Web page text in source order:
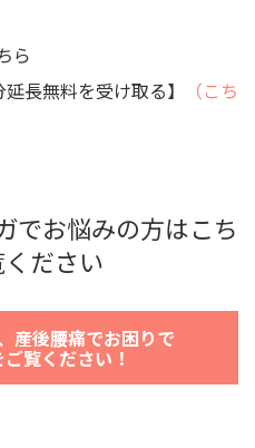
ら
長無料を受け取る】
（こち
でお悩みの方はこち
ださい
産後腰痛でお困りで
覧ください！